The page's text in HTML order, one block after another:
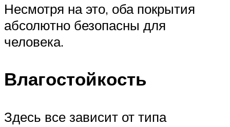
Несмотря на это, оба покрытия
абсолютно безопасны для
человека.
Влагостойкость
Здесь все зависит от типа